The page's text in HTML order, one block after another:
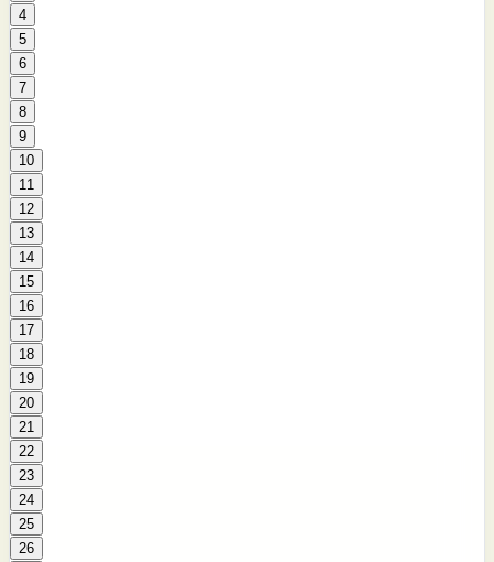
4
5
6
7
8
9
10
11
12
13
14
15
16
17
18
19
20
21
22
23
24
25
26